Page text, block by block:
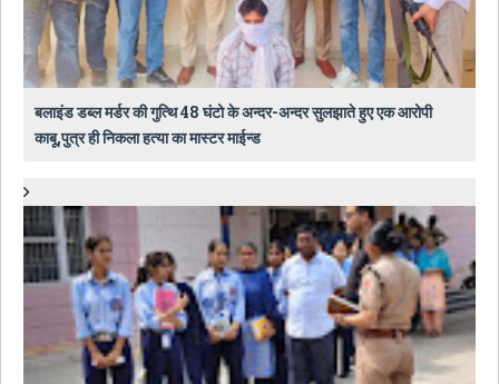
बलाइंड डब्ल मर्डर की गुत्थि 48 घंटो के अन्दर-अन्दर सुलझाते हुए एक आरोपी
काबू,पुत्र ही निकला हत्या का मास्टर माईन्ड